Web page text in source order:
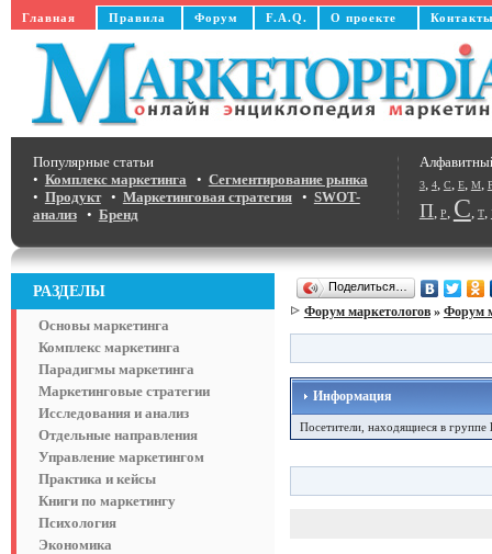
Главная Правила Форум F.A.Q. О проекте
3, 4, C, E, M,
П, Р, С, Т,
Популярные статьи
• Комплекс маркетинга • Сегментирование рынка
• Продукт• Маркетинговая стратегия• SWOT-
анализ• Бренд
РАЗДЕЛЫ
Основы маркетинга
Комплекс маркетинга
Парадигмы маркетинга
Маркетинговые стратегии
Исследования и анализ
Отдельные направления
Управление маркетингом
Практика и кейсы
Книги по маркетингу
Психология
Экономика
Поделиться…
Форум маркетологов» Форум
Информация
Посетители, находящиеся в группе